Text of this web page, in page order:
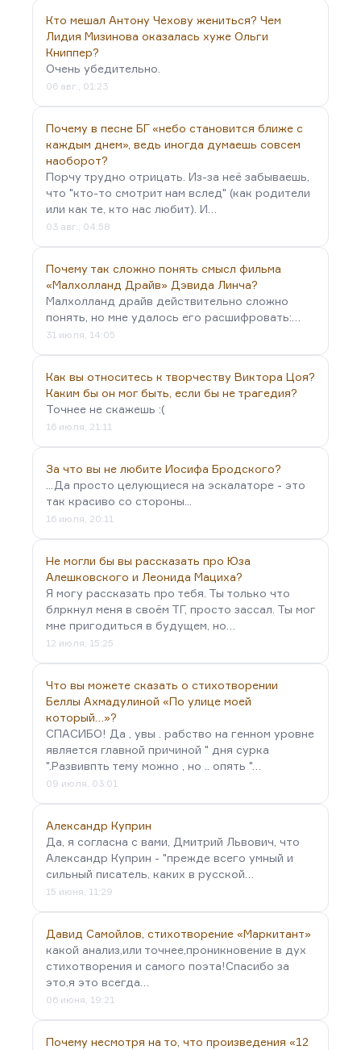
Кто мешал Антону Чехову жениться? Чем
Лидия Мизинова оказалась хуже Ольги
Книппер?
Очень убедительно.
06 авг., 01:23
Почему в песне БГ «небо становится ближе с
каждым днем», ведь иногда думаешь совсем
наоборот?
Порчу трудно отрицать. Из-за неё забываешь,
что "кто-то смотрит нам вслед" (как родители
или как те, кто нас любит). И…
03 авг., 04:58
Почему так сложно понять смысл фильма
«Малхолланд Драйв» Дэвида Линча?
Малхолланд драйв действительно сложно
понять, но мне удалось его расшифровать:…
31 июля, 14:05
Как вы относитесь к творчеству Виктора Цоя?
Каким бы он мог быть, если бы не трагедия?
Точнее не скажешь :(
16 июля, 21:11
За что вы не любите Иосифа Бродского?
...Да просто целующиеся на эскалаторе - это
так красиво со стороны...
16 июля, 20:11
Не могли бы вы рассказать про Юза
Алешковского и Леонида Мациха?
Я могу рассказать про тебя. Ты только что
блркнул меня в своём ТГ, просто зассал. Ты мог
мне пригодиться в будущем, но…
12 июля, 15:25
Что вы можете сказать о стихотворении
Беллы Ахмадулиной «По улице моей
который…»?
СПАСИБО! Да , увы . рабство на генном уровне
является главной причиной " дня сурка
".Развивпть тему можно , но .. опять "…
09 июля, 03:01
Александр Куприн
Да, я согласна с вами, Дмитрий Львович, что
Александр Куприн - "прежде всего умный и
сильный писатель, каких в русской…
15 июня, 11:29
Давид Самойлов, стихотворение «Маркитант»
какой анализ,или точнее,проникновение в дух
стихотворения и самого поэта!Спасибо за
это,я это всегда…
06 июня, 19:21
Почему несмотря на то, что произведения «12